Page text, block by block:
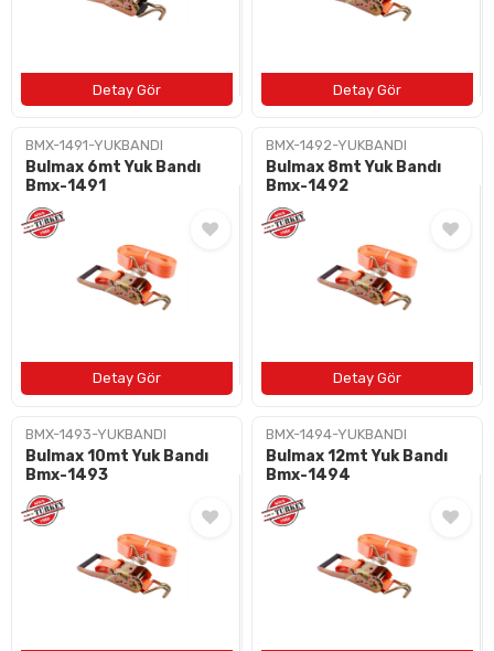
BMX-1491-YUKBANDI
Bulmax 6mt Yuk Bandı
Bmx-1491
BMX-1492-YUKBANDI
Bulmax 8mt Yuk Bandı
Bmx-1492
BMX-1493-YUKBANDI
Bulmax 10mt Yuk Bandı
Bmx-1493
BMX-1494-YUKBANDI
Bulmax 12mt Yuk Bandı
Bmx-1494